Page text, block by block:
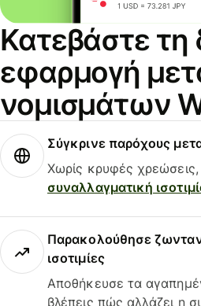
Κατεβάστε
εφαρμογή
νομισμάτων
Σύγκρινε παρόχους
Χωρίς κρυφές
συναλλαγματική
Παρακολούθησε
ισοτιμίες
Αποθήκευσε τα
βλέπεις πώς αλλάζει η